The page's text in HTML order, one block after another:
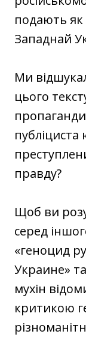
подають як
Западнай
Ми
цього
публіциста
правду?
Щоб ви
серед
«геноцид
Украине»
мухін
критикою